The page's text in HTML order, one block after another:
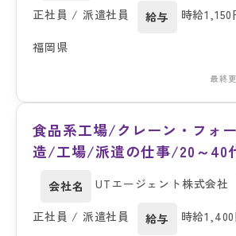
正社員 / 派遣社員
給与 時給1,150
福岡県
最終
食品系工場/クレーン・フォ
造/工場/派遣の仕事/20～40
会社名 UTエージェント株式会社
正社員 / 派遣社員
給与 時給